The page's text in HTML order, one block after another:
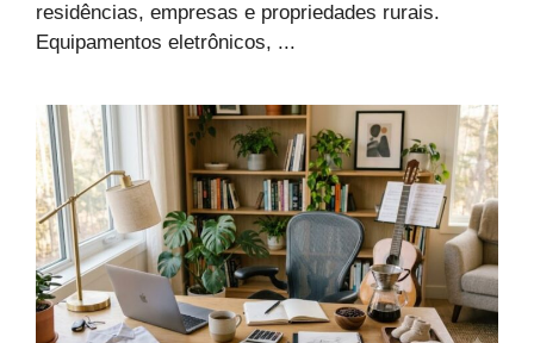
residências, empresas e propriedades rurais.
Equipamentos eletrônicos, ...